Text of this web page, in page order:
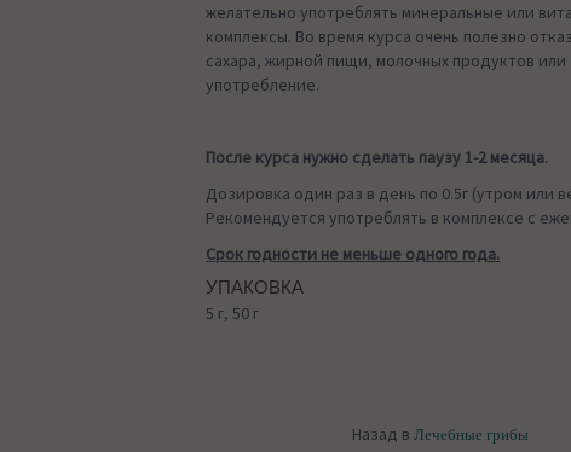
желательно употреблять минеральные или
комплексы. Во время курса очень полезно
сахара, жирной пищи, молочных продуктов или
употребление.
После курса нужно сделать паузу 1-2 месяца.
Дозировка один раз в день по 0.5г (утром или
Рекомендуется употреблять в комплексе с
Срок годности не меньше одного года.
УПАКОВКА
5 г, 50 г
Назад вЛечебные грибы